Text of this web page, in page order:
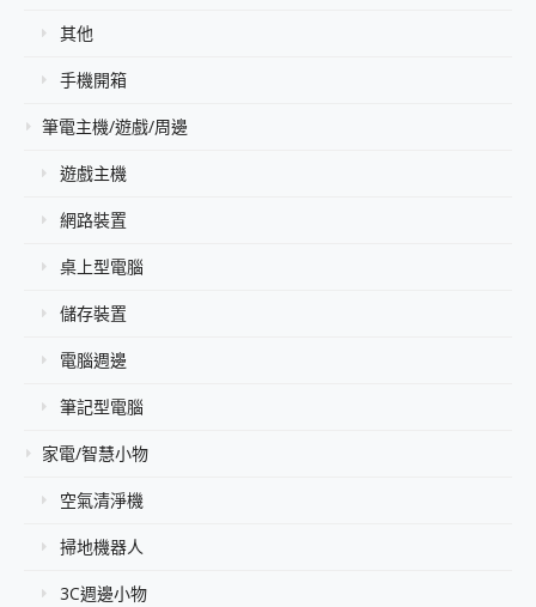
其他
手機開箱
筆電主機/遊戲/周邊
遊戲主機
網路裝置
桌上型電腦
儲存裝置
電腦週邊
筆記型電腦
家電/智慧小物
空氣清淨機
掃地機器人
3C週邊小物